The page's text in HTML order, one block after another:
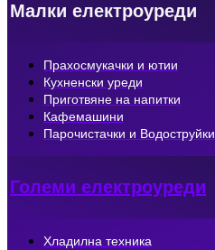
Малки електроуреди
Прахосмукачки и ютии
Кухненски уреди
Приготвяне на напитки
Кафемашини
Парочистачки и Водоструйки
Големи електроуреди
Хладилна техника